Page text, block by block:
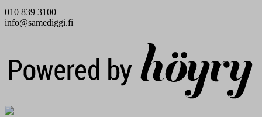
010 839 3100
info@samediggi.fi